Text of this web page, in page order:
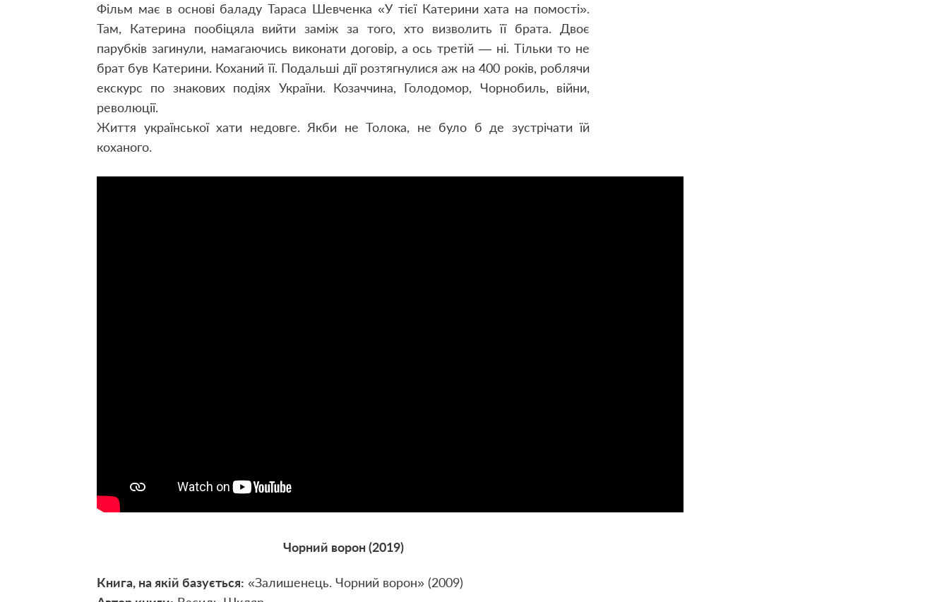
Фільм має в основі баладу Тараса Шевченка «У тієї Катерини хата на помості».
Там, Катерина пообіцяла вийти заміж за того, хто визволить її брата. Двоє
парубків загинули, намагаючись виконати договір, а ось третій — ні. Тільки то не
брат був Катерини. Коханий її. Подальші дії розтягнулися аж на 400 років, роблячи
екскурс по знакових подіях України. Козаччина, Голодомор, Чорнобиль, війни,
революції.
Життя української хати недовге. Якби не Толока, не було б де зустрічати їй
коханого.
Чорний ворон (2019)
Книга, на якій базується: «Залишенець. Чорний ворон» (2009)